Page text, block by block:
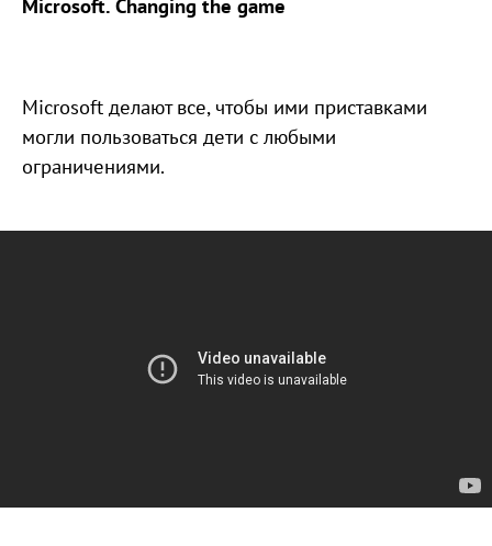
Microsoft делают все, чтобы ими приставками
могли пользоваться дети с любыми
ограничениями.